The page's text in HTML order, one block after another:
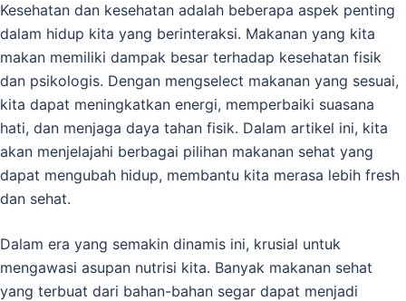
Kesehatan dan kesehatan adalah beberapa aspek penting
dalam hidup kita yang berinteraksi. Makanan yang kita
makan memiliki dampak besar terhadap kesehatan fisik
dan psikologis. Dengan mengselect makanan yang sesuai,
kita dapat meningkatkan energi, memperbaiki suasana
hati, dan menjaga daya tahan fisik. Dalam artikel ini, kita
akan menjelajahi berbagai pilihan makanan sehat yang
dapat mengubah hidup, membantu kita merasa lebih fresh
dan sehat.
Dalam era yang semakin dinamis ini, krusial untuk
mengawasi asupan nutrisi kita. Banyak makanan sehat
yang terbuat dari bahan-bahan segar dapat menjadi